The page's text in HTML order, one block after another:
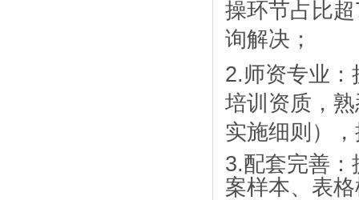
操环节占比超
询解决；
2.师资专业
培训资质，
实施细则）
3.配套完善
案样本、表